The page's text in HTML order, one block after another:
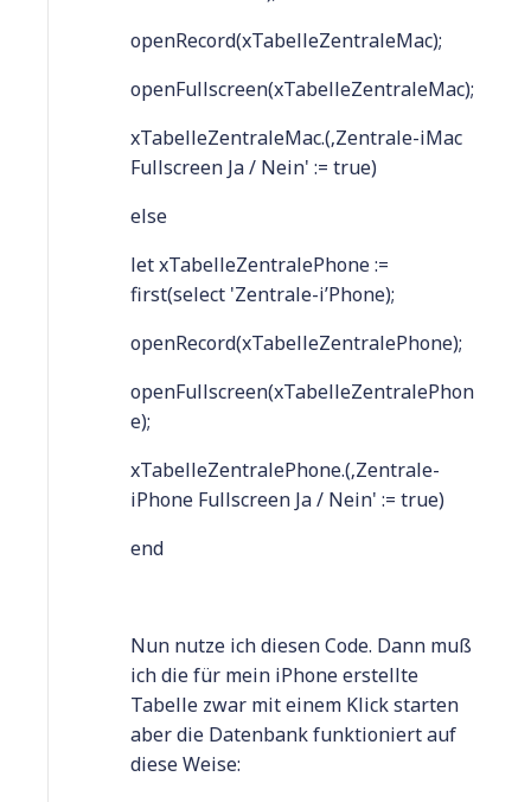
openRecord(xTabelleZentraleMac);
openFullscreen(xTabelleZentraleMac);
xTabelleZentraleMac.(‚Zentrale-iMac
Fullscreen Ja / Nein' := true)
else
let xTabelleZentralePhone :=
first(select 'Zentrale-i’Phone);
openRecord(xTabelleZentralePhone);
openFullscreen(xTabelleZentralePhon
e);
xTabelleZentralePhone.(‚Zentrale-
iPhone Fullscreen Ja / Nein' := true)
end
Nun nutze ich diesen Code. Dann muß
ich die für mein iPhone erstellte
Tabelle zwar mit einem Klick starten
aber die Datenbank funktioniert auf
diese Weise: